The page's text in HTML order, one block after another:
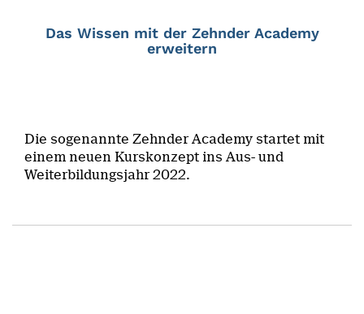
Das Wissen mit der Zehnder Academy
erweitern
Die sogenannte Zehnder Academy startet mit
einem neuen Kurskonzept ins Aus- und
Weiterbildungsjahr 2022.